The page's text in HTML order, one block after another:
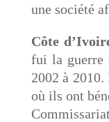
une société
Côte
fui la guerre
2002 à 2010.
où ils ont